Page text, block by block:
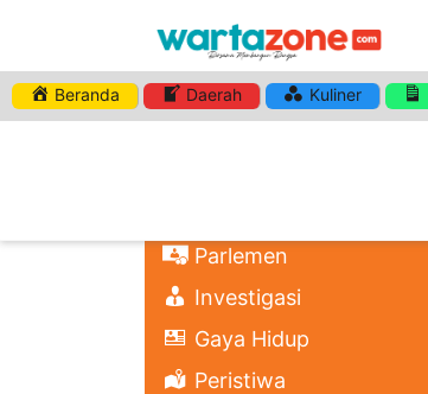
Beranda Daerah Kuliner
Parlemen
Investigasi
Gaya Hidup
Peristiwa